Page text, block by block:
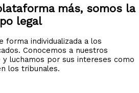
más, somos la
legal
forma individualizada a los
Conocemos a nuestros
luchamos por sus intereses como
los tribunales.